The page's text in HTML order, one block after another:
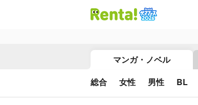
マンガ・ノベル
総合 女性 男性 BL